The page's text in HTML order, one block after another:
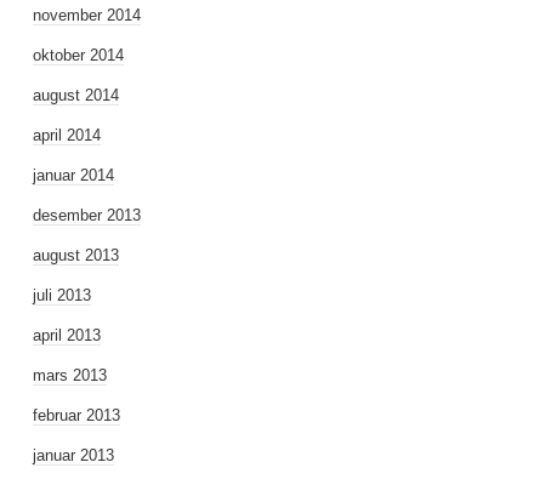
november 2014
oktober 2014
august 2014
april 2014
januar 2014
desember 2013
august 2013
juli 2013
april 2013
mars 2013
februar 2013
januar 2013